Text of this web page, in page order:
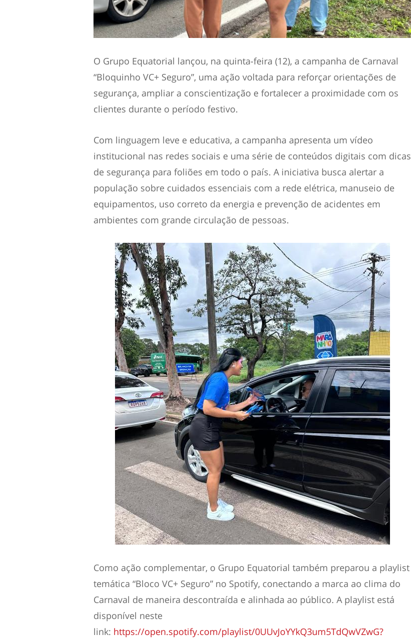
O Grupo Equatorial lançou, na quinta-feira (12), a campanha de Carnaval
“Bloquinho VC+ Seguro”, uma ação voltada para reforçar orientações de
segurança, ampliar a conscientização e fortalecer a proximidade com os
clientes durante o período festivo.
Com linguagem leve e educativa, a campanha apresenta um vídeo
institucional nas redes sociais e uma série de conteúdos digitais com dicas
de segurança para foliões em todo o país. A iniciativa busca alertar a
população sobre cuidados essenciais com a rede elétrica, manuseio de
equipamentos, uso correto da energia e prevenção de acidentes em
ambientes com grande circulação de pessoas.
Como ação complementar, o Grupo Equatorial também preparou a playlist
temática “Bloco VC+ Seguro” no Spotify, conectando a marca ao clima do
Carnaval de maneira descontraída e alinhada ao público. A playlist está
disponível neste
link: https://open.spotify.com/playlist/0UUvJoYYkQ3um5TdQwVZwG?